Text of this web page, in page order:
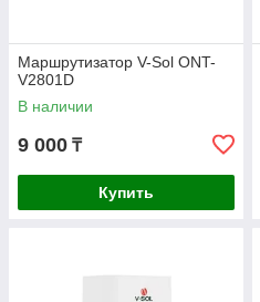
Маршрутизатор V-Sol ONT-
V2801D
В наличии
9 000 ₸
Купить